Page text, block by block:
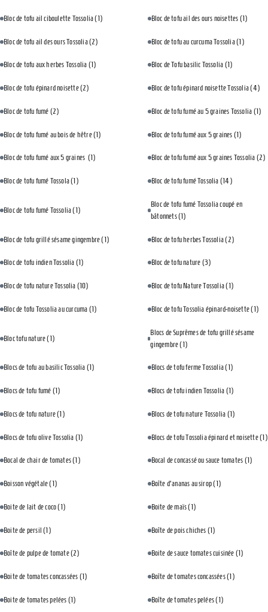
Bloc de tofu ail ciboulette Tossolia(1) Bloc de tofu ail des ours noisettes (1)
Bloc de tofu ail des ours Tossolia(2) Bloc de tofu au curcuma Tossolia(1)
Bloc de tofu aux herbes Tossolia (1) Bloc de Tofu basilic Tossolia (1)
Bloc de tofu épinard noisette(2) Bloc de tofu épinard noisette Tossolia(4)
Bloc de tofu fumé (2) Bloc de tofu fumé au 5 graines Tossolia (1)
Bloc de tofu fumé au bois de hêtre(1) Bloc de tofu fumé aux 5 graines (1)
Bloc de tofu fumé aux 5 graines (1) Bloc de tofu fumé aux 5 graines Tossolia (2)
Bloc de tofu fumé Tossola(1) Bloc de tofu fumé Tossolia (14)
Bloc de tofu fumé Tossolia(1)
Bloc de tofu fumé Tossolia coupé en
bâtonnets(1)
Bloc de tofu grillé sésame gingembre(1) Bloc de tofu herbes Tossolia(2)
Bloc de tofu indien Tossolia (1) Bloc de tofu nature (3)
Bloc de tofu nature Tossolia (10) Bloc de tofu Nature Tossolia(1)
Bloc de tofu Tossolia au curcuma (1) Bloc de tofu Tossolia épinard-noisette(1)
Bloc tofu nature(1)
Blocs de Suprêmes de tofu grillé sésame
gingembre(1)
Blocs de tofu au basilic Tossolia (1) Blocs de tofu ferme Tossolia(1)
Blocs de tofu fumé (1) Blocs de tofu indien Tossolia (1)
Blocs de tofu nature(1) Blocs de tofu nature Tossolia (1)
Blocs de tofu olive Tossolia (1) Blocs de tofu Tossolia épinard et noisette(1)
Bocal de chair de tomates(1) Bocal de concassé ou sauce tomates (1)
Boisson végétale(1) Boîte d'ananas au sirop(1)
Boite de lait de coco(1) Boite de maïs(1)
Boite de persil(1) Boîte de pois chiches (1)
Boîte de pulpe de tomate(2) Boite de sauce tomates cuisinée (1)
Boite de tomates concassées (1) Boîte de tomates concassées(1)
Boite de tomates pelées (1) Boîte de tomates pelées(1)